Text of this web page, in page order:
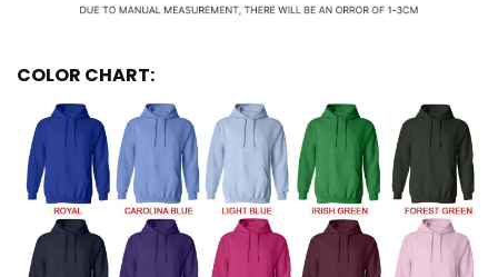
COLOR CHART: